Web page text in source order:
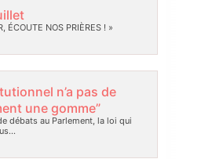
ÉCOUTE NOS PRIÈRES ! »
n’a pas de
une gomme”
débats au Parlement, la loi qui